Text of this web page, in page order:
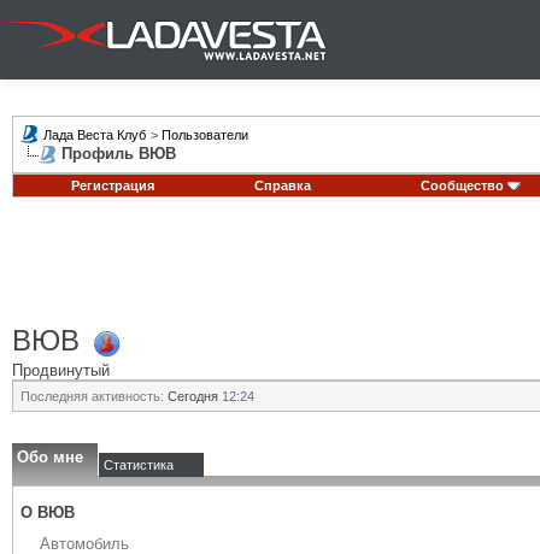
Лада Веста Клуб > Пользователи
Профиль ВЮВ
Регистрация Справка Сообщество
ВЮВ
Продвинутый
Последняя активность: Сегодня 12:24
Обо мне Статистика
О ВЮВ
Автомобиль